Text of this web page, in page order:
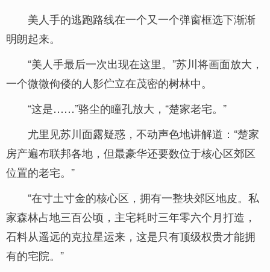
美人手的逃跑路线在一个又一个弹窗框选下渐渐
明朗起来。
“美人手最后一次出现在这里。”苏川将画面放大，
一个微微佝偻的人影伫立在茂密的树林中。
“这是……”骆尘的瞳孔放大，“楚家老宅。”
尤里见苏川面露疑惑，不动声色地讲解道：“楚家
房产遍布联邦各地，但最豪华还要数位于核心区郊区
位置的老宅。”
“在寸土寸金的核心区，拥有一整块郊区地皮。私
家森林占地三百公顷，主宅耗时三年零六个月打造，
石料从遥远的克拉星运来，这是只有顶级权贵才能拥
有的宅院。”